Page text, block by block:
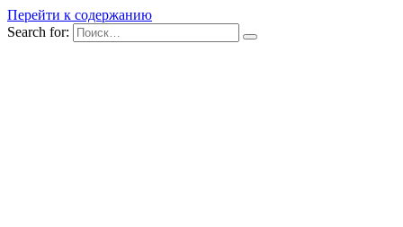
Перейти к содержанию
Search for: